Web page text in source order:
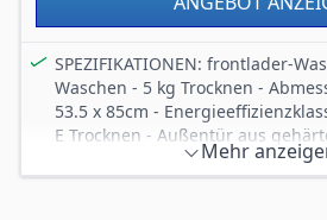
SPEZIFIKATIONEN: frontlader-
Waschen - 5 kg Trocknen -
53.5 x 85cm -
E Trocknen - Außentür aus
Mehr